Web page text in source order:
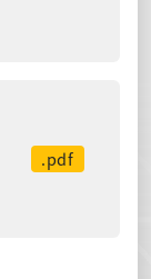
.pdf